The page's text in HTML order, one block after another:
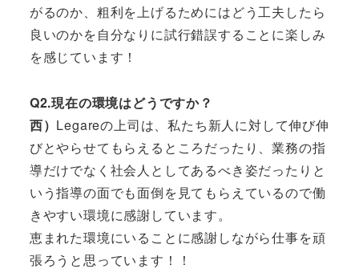
がるのか、粗利を上げるためにはどう工夫したら
良いのかを自分なりに試行錯誤することに楽しみ
を感じています！
Q2.現在の環境はどうですか？
西） Legareの上司は、私たち新人に対して伸び伸
びとやらせてもらえるところだったり、業務の指
導だけでなく社会人としてあるべき姿だったりと
いう指導の面でも面倒を見てもらえているので働
きやすい環境に感謝しています。
恵まれた環境にいることに感謝しながら仕事を頑
張ろうと思っています！！